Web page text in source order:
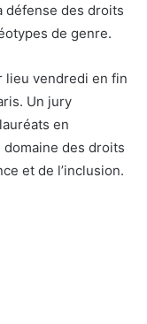
défense des droits
de genre.
lieu vendredi en fin
Un jury
en
des droits
et de l’inclusion.